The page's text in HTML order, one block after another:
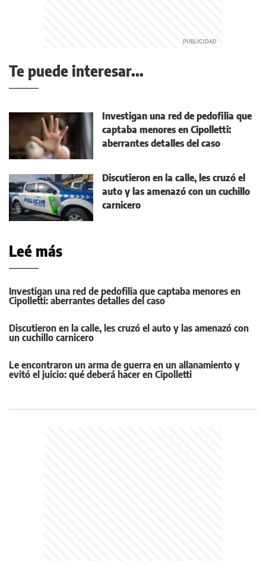
Te puede interesar...
Investigan una red de pedofilia que
captaba menores en Cipolletti:
aberrantes detalles del caso
Discutieron en la calle, les cruzó el
auto y las amenazó con un cuchillo
carnicero
Leé más
Investigan una red de pedofilia que captaba menores en
Cipolletti: aberrantes detalles del caso
Discutieron en la calle, les cruzó el auto y las amenazó con
un cuchillo carnicero
Le encontraron un arma de guerra en un allanamiento y
evitó el juicio: qué deberá hacer en Cipolletti